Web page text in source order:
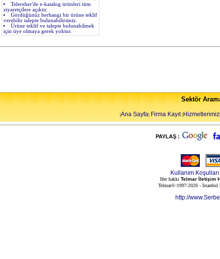
Telereher'de e-katalog ürünleri tüm
ziyaretçilere açıktır.
Gördüğünüz herhangi bir ürüne teklif
verebilir talepte bulunabilirsiniz.
Ürüne teklif ve talepte bulunabilmek
için üye olmaya gerek yoktur.
Sektör
|Ana Sayfa| Firma Kayıt|Hizmetlerimiz|
PAYLAŞ :
Kullanım Koşulları
Her hakkı Telmar İletişim
Telmar©-1997-2026 -
http://